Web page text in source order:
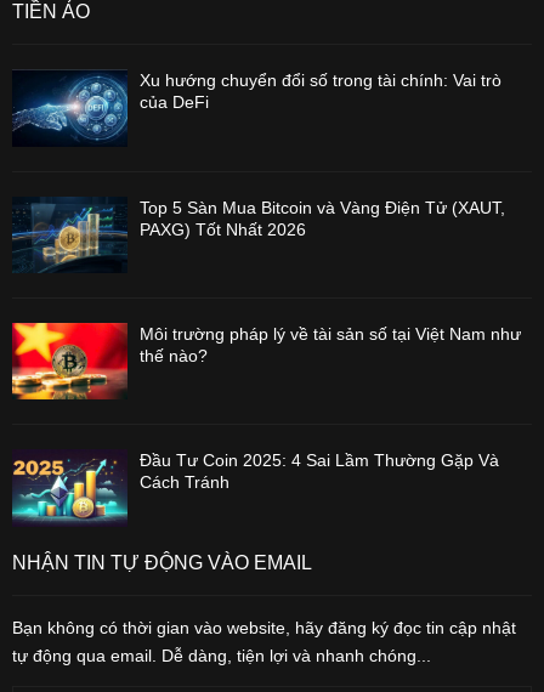
TIỀN ẢO
Xu hướng chuyển đổi số trong tài chính: Vai trò
của DeFi
Top 5 Sàn Mua Bitcoin và Vàng Điện Tử (XAUT,
PAXG) Tốt Nhất 2026
Môi trường pháp lý về tài sản số tại Việt Nam như
thế nào?
Đầu Tư Coin 2025: 4 Sai Lầm Thường Gặp Và
Cách Tránh
NHẬN TIN TỰ ĐỘNG VÀO EMAIL
Bạn không có thời gian vào website, hãy đăng ký đọc tin cập nhật
tự động qua email. Dễ dàng, tiện lợi và nhanh chóng...